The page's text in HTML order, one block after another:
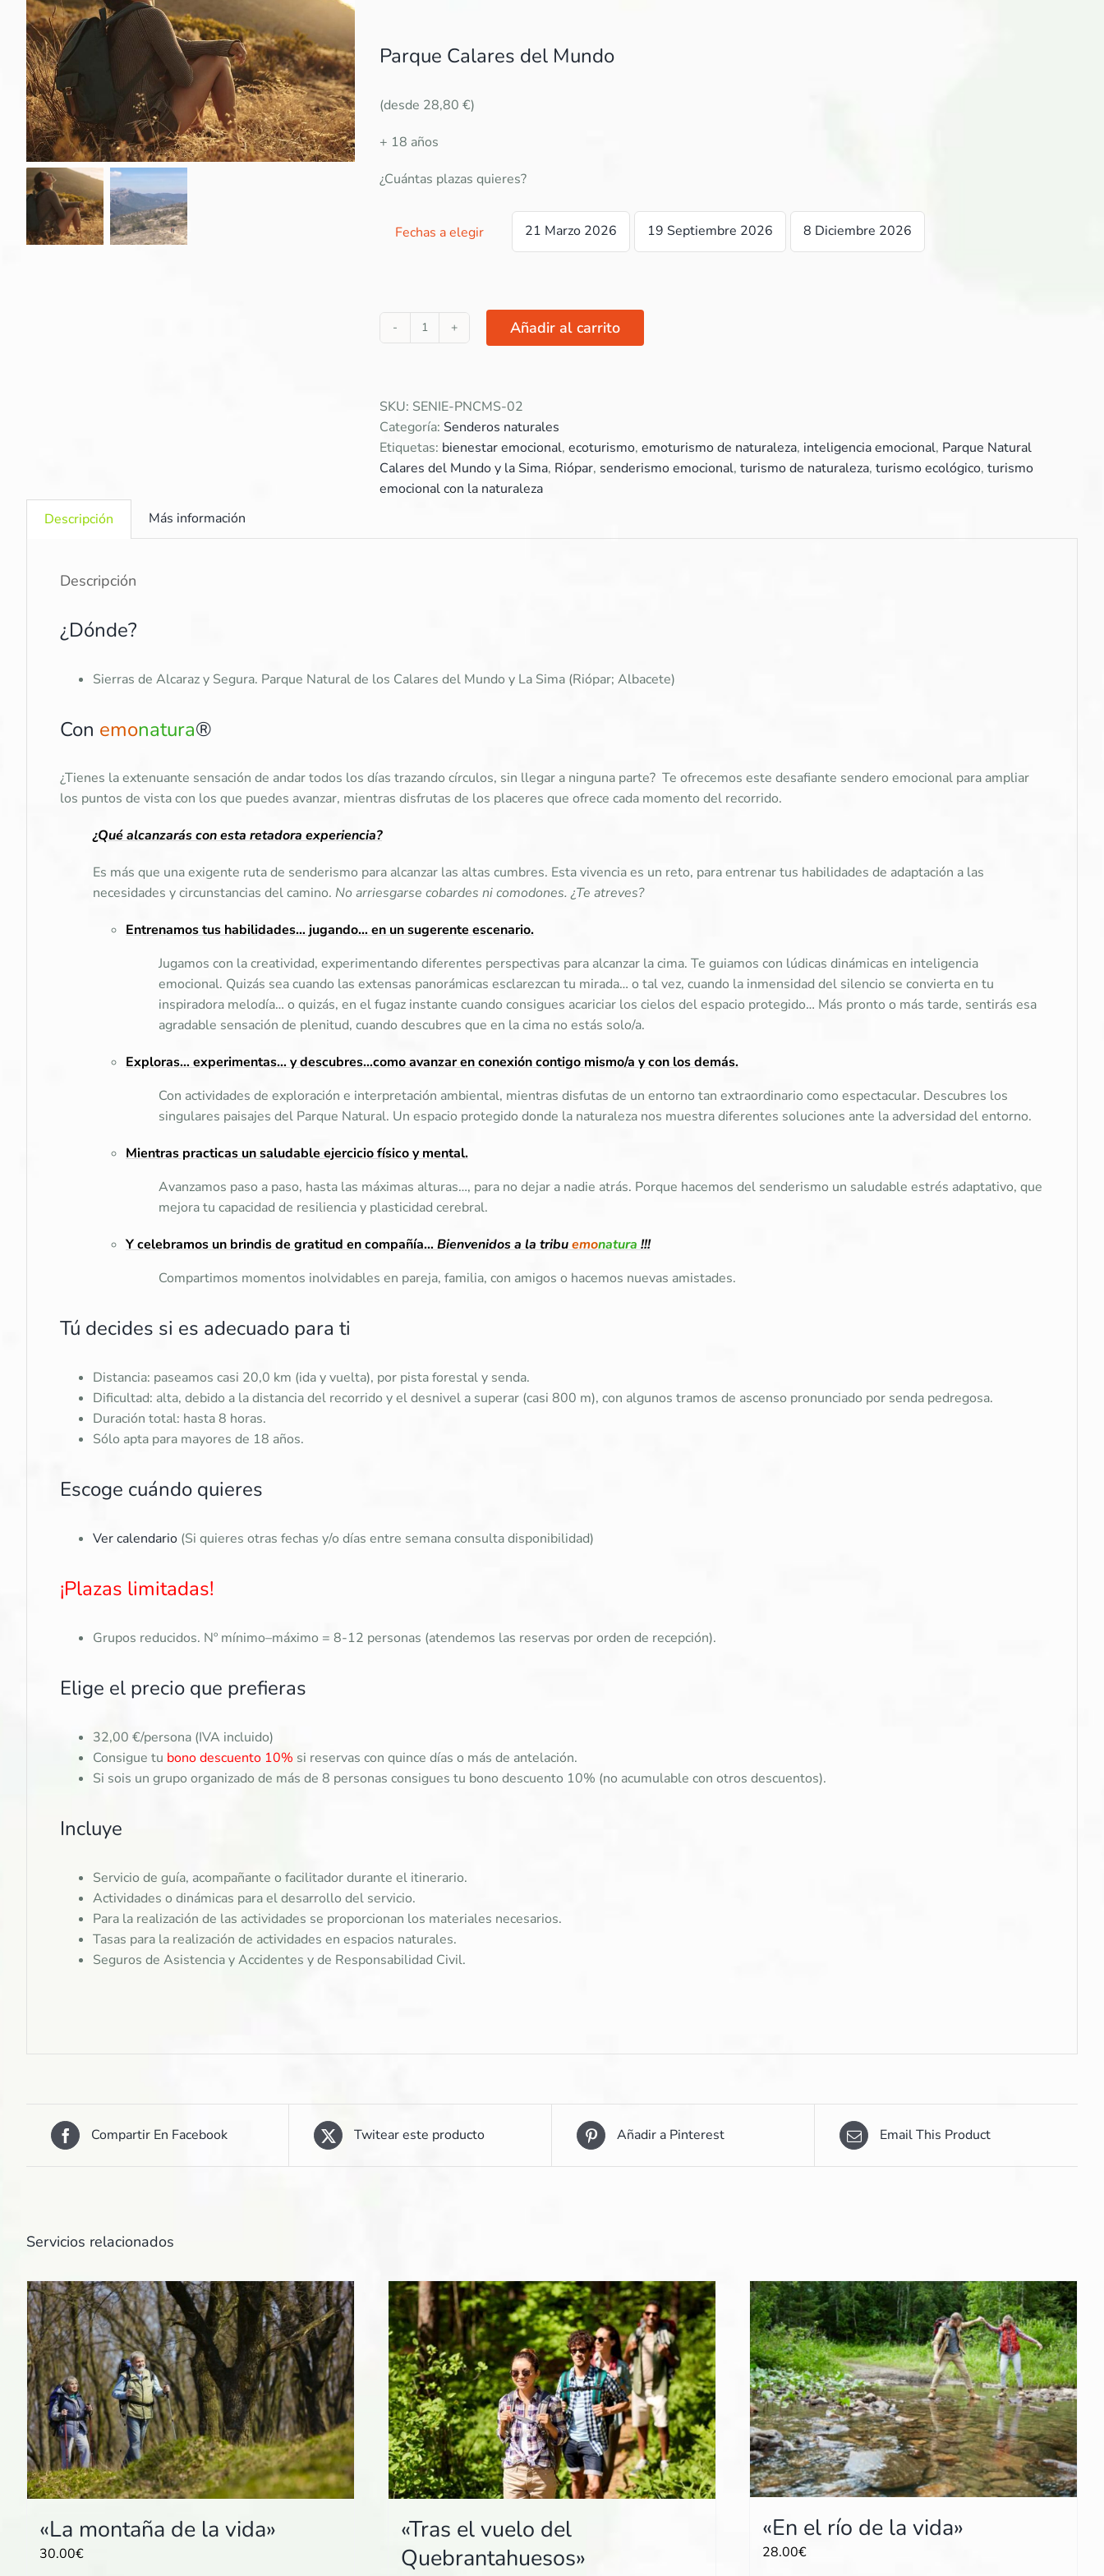
Parque Calares del Mundo
(desde 28,80 €)
+ 18 años
¿Cuántas plazas quieres?
Fechas a elegir 21 Marzo 2026 19 Septiembre 2026 8 Diciembre 2026
"En
del
Mundo"
cantidad
Añadir al carrito
SKU: SENIE-PNCMS-02
Categoría: Senderos naturales
Etiquetas: bienestar emocional, ecoturismo, emoturismo de naturaleza, inteligencia emocional, Parque Natural
Calares del Mundo y la Sima, Riópar, senderismo emocional, turismo de naturaleza, turismo ecológico, turismo
emocional con la naturaleza
Descripción
Más información
Descripción
¿Dónde?
Sierras de Alcaraz y Segura. Parque Natural de los Calares del Mundo y La Sima (Riópar; Albacete)
Con emonatura®
¿Tienes la extenuante sensación de andar todos los días trazando círculos, sin llegar a ninguna parte? Te ofrecemos este desafiante sendero emocional para ampliar
los puntos de vista con los que puedes avanzar, mientras disfrutas de los placeres que ofrece cada momento del recorrido.
¿Qué alcanzarás con esta retadora experiencia?
Es más que una exigente ruta de senderismo para alcanzar las altas cumbres. Esta vivencia es un reto, para entrenar tus habilidades de adaptación a las
necesidades y circunstancias del camino. No arriesgarse cobardes ni comodones. ¿Te atreves?
Entrenamos tus habilidades… jugando… en unsugerente escenario.
Jugamos con la creatividad, experimentando diferentes perspectivas para alcanzar la cima. Te guiamos con lúdicas dinámicas en inteligencia
emocional. Quizás sea cuando las extensas panorámicas esclarezcan tu mirada… o tal vez, cuando la inmensidad del silencio se convierta en tu
inspiradora melodía… o quizás, en el fugaz instante cuando consigues acariciar los cielos del espacio protegido… Más pronto o más tarde, sentirás esa
agradable sensación de plenitud, cuando descubres que en la cima no estás solo/a.
Exploras… experimentas… y descubres…como avanzar en conexión contigo mismo/a y con los demás.
Con actividades de exploración e interpretación ambiental, mientras disfutas de un entorno tan extraordinario como espectacular. Descubres los
singulares paisajes del Parque Natural. Un espacio protegido donde la naturaleza nos muestra diferentes soluciones ante la adversidad del entorno.
Mientras practicas un saludable ejercicio físico y mental.
Avanzamos paso a paso, hasta las máximas alturas…, para no dejar a nadie atrás. Porque hacemos del senderismo un saludable estrés adaptativo, que
mejora tu capacidad de resiliencia y plasticidad cerebral.
Y celebramos un brindis de gratitud en compañía…Bienvenidos a la tribuemonatura!!!
Compartimos momentos inolvidables en pareja, familia, con amigos o hacemos nuevas amistades.
Tú decides si es adecuado para ti
Distancia: paseamos casi 20,0 km (ida y vuelta), por pista forestal y senda.
Dificultad: alta, debido a la distancia del recorrido y el desnivel a superar (casi 800 m), con algunos tramos de ascenso pronunciado por senda pedregosa.
Duración total: hasta 8 horas.
Sólo apta para mayores de 18 años.
Escoge cuándo quieres
Ver calendario (Si quieres otras fechas y/o días entre semana consulta disponibilidad)
¡Plazas limitadas!
Grupos reducidos. Nº mínimo–máximo = 8-12 personas (atendemos las reservas por orden de recepción).
Elige el precio que prefieras
32,00 €/persona (IVA incluido)
Consigue tu bono descuento 10% si reservas con quince días o más de antelación.
Si sois un grupo organizado de más de 8 personas consigues tu bono descuento 10% (no acumulable con otros descuentos).
Incluye
Servicio de guía, acompañante o facilitador durante el itinerario.
Actividades o dinámicas para el desarrollo del servicio.
Para la realización de las actividades se proporcionan los materiales necesarios.
Tasas para la realización de actividades en espacios naturales.
Seguros de Asistencia y Accidentes y de Responsabilidad Civil.
Compartir En Facebook Twitear este producto Añadir a Pinterest Email This Product
Servicios relacionados
«La montaña de la vida»
30.00€
«Tras el vuelo del
Quebrantahuesos»
«En el río de la vida»
28.00€